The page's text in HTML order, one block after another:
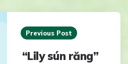
Previous Post
“Lily sún răng”